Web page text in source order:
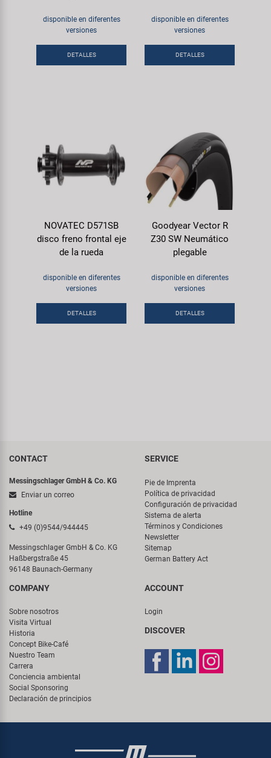
disponible en diferentes
versiones
DETALLES
disponible en diferentes
versiones
DETALLES
NOVATEC D571SB
disco freno frontal eje
de la rueda
disponible en diferentes
versiones
DETALLES
Goodyear Vector R
Z30 SW Neumático
plegable
disponible en diferentes
versiones
DETALLES
CONTACT
Messingschlager GmbH & Co. KG
Enviar un correo
Hotline
+49 (0)9544/944445
Messingschlager GmbH & Co. KG
Haßbergstraße 45
96148 Baunach-Germany
SERVICE
Pie de Imprenta
Política de privacidad
Configuración de privacidad
Sistema de alerta
Términos y Condiciones
Newsletter
Sitemap
German Battery Act
COMPANY
Sobre nosotros
Visita Virtual
Historia
Concept Bike-Café
Nuestro Team
Carrera
Conciencia ambiental
Social Sponsoring
Declaración de principios
ACCOUNT
Login
DISCOVER